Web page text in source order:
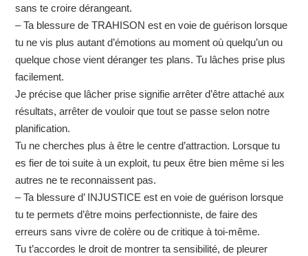
sans te croire dérangeant.
– Ta blessure de TRAHISON est en voie de guérison lorsque
tu ne vis plus autant d’émotions au moment où quelqu’un ou
quelque chose vient déranger tes plans. Tu lâches prise plus
facilement.
Je précise que lâcher prise signifie arrêter d’être attaché aux
résultats, arrêter de vouloir que tout se passe selon notre
planification.
Tu ne cherches plus à être le centre d’attraction. Lorsque tu
es fier de toi suite à un exploit, tu peux être bien même si les
autres ne te reconnaissent pas.
– Ta blessure d’ INJUSTICE est en voie de guérison lorsque
tu te permets d’être moins perfectionniste, de faire des
erreurs sans vivre de colère ou de critique à toi-même.
Tu t’accordes le droit de montrer ta sensibilité, de pleurer